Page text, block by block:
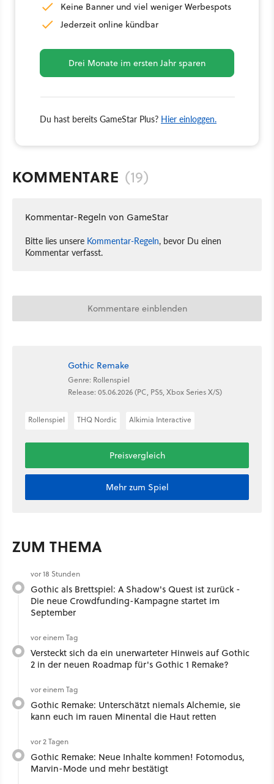
Keine Banner und viel weniger Werbespots
Jederzeit online kündbar
Drei Monate im ersten Jahr sparen
Du hast bereits GameStar Plus? Hier einloggen.
KOMMENTARE (19)
Kommentar-Regeln von GameStar
Bitte lies unsere Kommentar-Regeln, bevor Du einen
Kommentar verfasst.
Kommentare einblenden
Gothic Remake
Genre: Rollenspiel
Release: 05.06.2026 (PC, PS5, Xbox Series X/S)
Rollenspiel THQ Nordic Alkimia Interactive
Preisvergleich
Mehr zum Spiel
ZUM THEMA
vor 18 Stunden
Gothic als Brettspiel: A Shadow's Quest ist zurück -
Die neue Crowdfunding-Kampagne startet im
September
vor einem Tag
Versteckt sich da ein unerwarteter Hinweis auf Gothic
2 in der neuen Roadmap für's Gothic 1 Remake?
vor einem Tag
Gothic Remake: Unterschätzt niemals Alchemie, sie
kann euch im rauen Minental die Haut retten
vor 2 Tagen
Gothic Remake: Neue Inhalte kommen! Fotomodus,
Marvin-Mode und mehr bestätigt